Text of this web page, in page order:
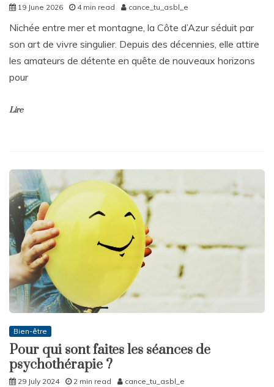
19 June 2026 4 min read cance_tu_asbl_e
Nichée entre mer et montagne, la Côte d’Azur séduit par
son art de vivre singulier. Depuis des décennies, elle attire
les amateurs de détente en quête de nouveaux horizons
pour
Lire
Bien-être
Pour qui sont faites les séances de
psychothérapie ?
29 July 2024 2 min read cance_tu_asbl_e